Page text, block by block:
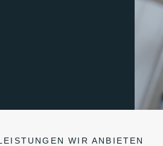
WIR ANBIETEN